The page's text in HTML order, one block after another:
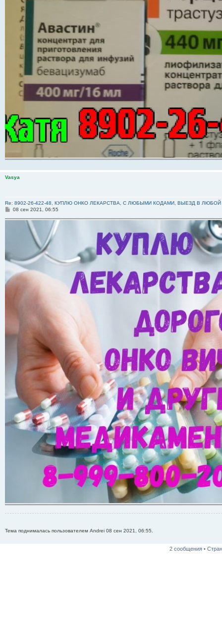
Vasya
Re: 8902-26-422-48, КУПЛЮ ОНКО ЛЕКАРСТВА, С ЛЮБЫМИ КОДАМИ, ВЫЕЗД В
С
о
08 сен 2021, 06:55
Тема поднималась пользователем Andrei 08 сен 2021, 06:55.
2 сообщения •